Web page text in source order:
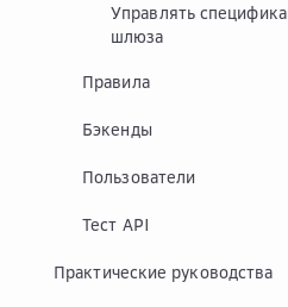
Управлять
шлюза
Правила
Бэкенды
Пользователи
Тест API
Практические руководства